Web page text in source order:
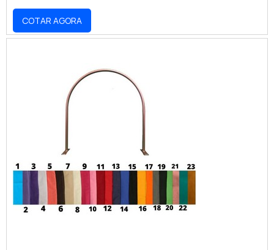
a todos os estilos e ocasiões. Nossos
produtos são fabricados com materiais de
alta qualidade e resistência, garantindo
oportunidade de encontrar o manequim ideal
para você e aproveite nossos preços
acessíveis.
COTAR AGORA